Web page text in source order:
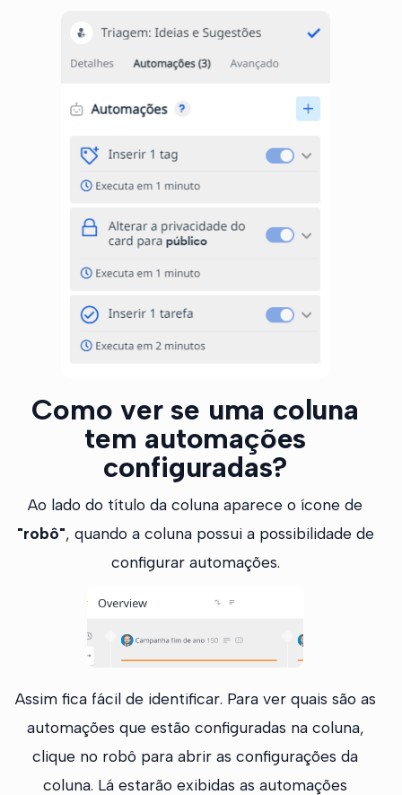
Como ver se uma coluna
tem automações
configuradas?
Ao lado do título da coluna aparece o ícone de
"robô", quando a coluna possui a possibilidade de
configurar automações.
Assim fica fácil de identificar. Para ver quais são as
automações que estão configuradas na coluna,
clique no robô para abrir as configurações da
coluna. Lá estarão exibidas as automações